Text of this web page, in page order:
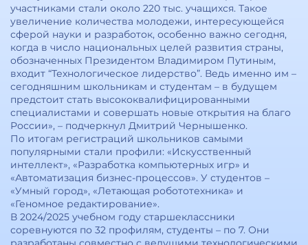
участниками стали около 220 тыс. учащихся. Такое
увеличение количества молодежи, интересующейся
сферой науки и разработок, особенно важно сегодня,
когда в число национальных целей развития страны,
обозначенных Президентом Владимиром Путиным,
входит “Технологическое лидерство”. Ведь именно им –
сегодняшним школьникам и студентам – в будущем
предстоит стать высококвалифицированными
специалистами и совершать новые открытия на благо
России», – подчеркнул Дмитрий Чернышенко.
По итогам регистраций школьников самыми
популярными стали профили: «Искусственный
интеллект», «Разработка компьютерных игр» и
«Автоматизация бизнес-процессов». У студентов –
«Умный город», «Летающая робототехника» и
«Геномное редактирование».
В 2024/2025 учебном году старшеклассники
соревнуются по 32 профилям, студенты – по 7. Они